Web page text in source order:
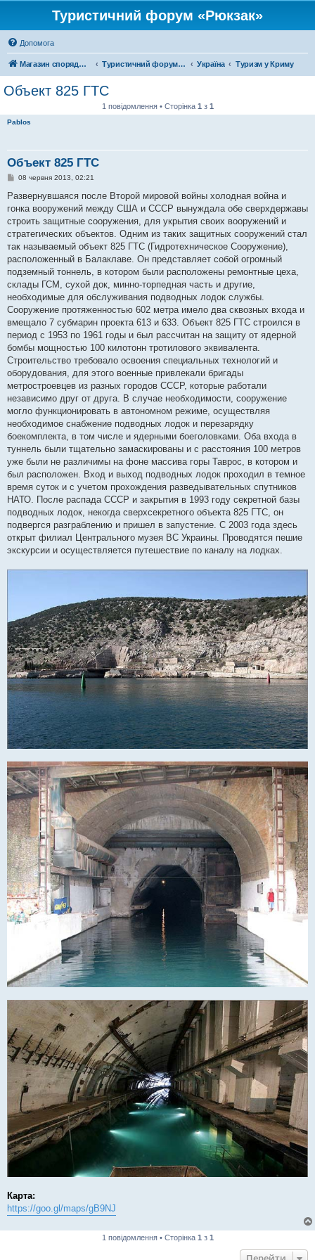
Туристичний форум «Рюкзак»
Допомога
Магазин спорядження Туристичний форум «Рюкзак» Україна Туризм у Криму
Объект 825 ГТС
1 повідомлення • Сторінка 1 з 1
Pablos
Объект 825 ГТС
П
в
д
о
м
л
е
н
я
08 червня 2013, 02:21
Развернувшаяся после Второй мировой войны холодная война и
гонка вооружений между США и СССР вынуждала обе сверхдержавы
строить защитные сооружения, для укрытия своих вооружений и
стратегических объектов. Одним из таких защитных сооружений стал
так называемый объект 825 ГТС (Гидротехническое Сооружение),
расположенный в Балаклаве. Он представляет собой огромный
подземный тоннель, в котором были расположены ремонтные цеха,
склады ГСМ, сухой док, минно-торпедная часть и другие,
необходимые для обслуживания подводных лодок службы.
Сооружение протяженностью 602 метра имело два сквозных входа и
вмещало 7 субмарин проекта 613 и 633. Объект 825 ГТС строился в
период с 1953 по 1961 годы и был рассчитан на защиту от ядерной
бомбы мощностью 100 килотонн тротилового эквивалента.
Строительство требовало освоения специальных технологий и
оборудования, для этого военные привлекали бригады
метростроевцев из разных городов СССР, которые работали
независимо друг от друга. В случае необходимости, сооружение
могло функционировать в автономном режиме, осуществляя
необходимое снабжение подводных лодок и перезарядку
боекомплекта, в том числе и ядерными боеголовками. Оба входа в
туннель были тщательно замаскированы и с расстояния 100 метров
уже были не различимы на фоне массива горы Таврос, в котором и
был расположен. Вход и выход подводных лодок проходил в темное
время суток и с учетом прохождения разведывательных спутников
НАТО. После распада СССР и закрытия в 1993 году секретной базы
подводных лодок, некогда сверхсекретного объекта 825 ГТС, он
подвергся разграблению и пришел в запустение. С 2003 года здесь
открыт филиал Центрального музея ВС Украины. Проводятся пешие
экскурсии и осуществляется путешествие по каналу на лодках.
Карта:
https://goo.gl/maps/gB9NJ
1 повідомлення • Сторінка 1 з 1